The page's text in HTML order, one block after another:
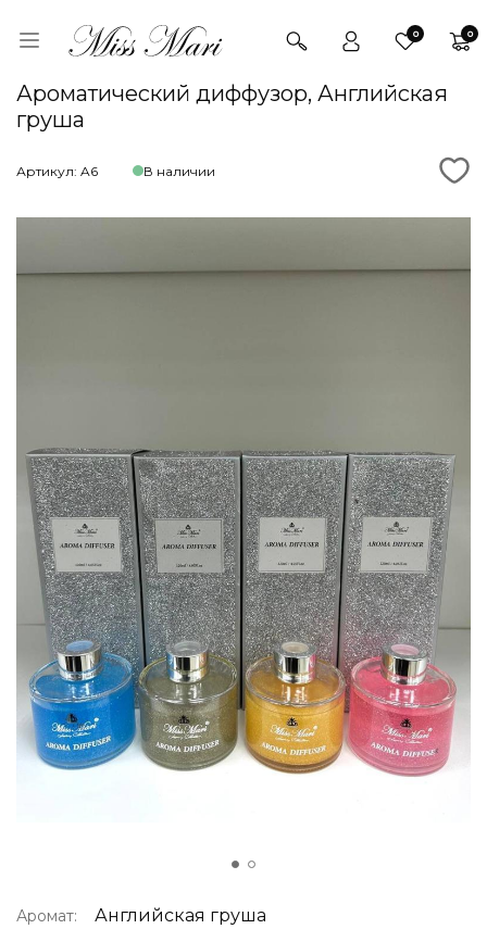
0 0
Ароматический диффузор, Английская
груша
Артикул: A6 В наличии
Аромат: Английская груша